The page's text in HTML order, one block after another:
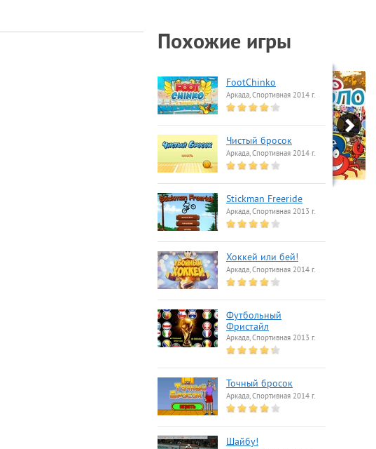
Похожие игры
FootChinko
Аркада, Спортивная 2014 г.
Чистый бросок
Аркада, Спортивная 2014 г.
Stickman Freeride
Аркада, Спортивная 2013 г.
Хоккей или бей!
Аркада, Спортивная 2014 г.
Футбольный
Фристайл
Аркада, Спортивная 2013 г.
Точный бросок
Аркада, Спортивная 2014 г.
Шайбу!